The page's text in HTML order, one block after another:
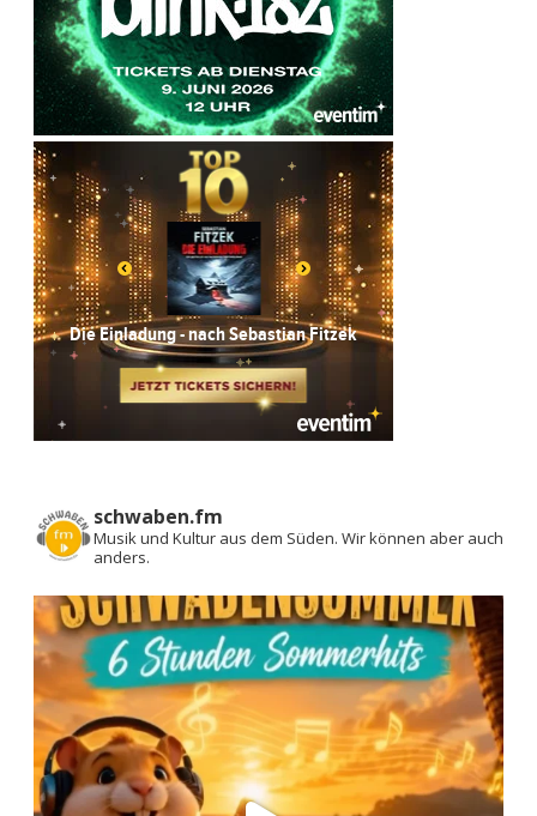
schwaben.fm
Musik und Kultur aus dem Süden. Wir können aber auch
anders.